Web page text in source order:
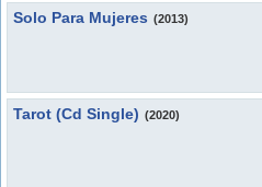
Solo Para Mujeres (2013)
Tarot (Cd Single) (2020)